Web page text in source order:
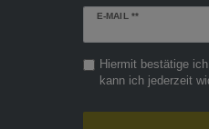
E-MAIL **
Newsletter
Hiermit bestätige
kann ich jederzeit